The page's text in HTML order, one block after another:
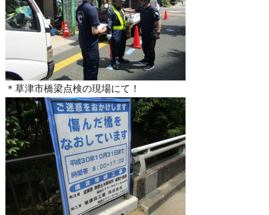
＊草津市橋梁点検の現場にて！